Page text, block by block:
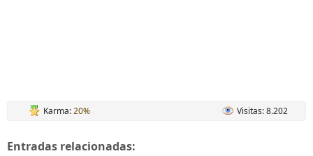
Karma:20% Visitas: 8.202
Entradas relacionadas: